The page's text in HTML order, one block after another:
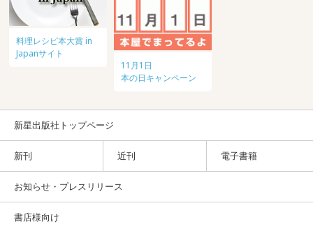
料理レシピ本大賞 in
Japanサイト
11月1日
本の日キャンペーン
新星出版社トップページ
新刊 近刊 電子書籍
お知らせ・プレスリリース
書店様向け